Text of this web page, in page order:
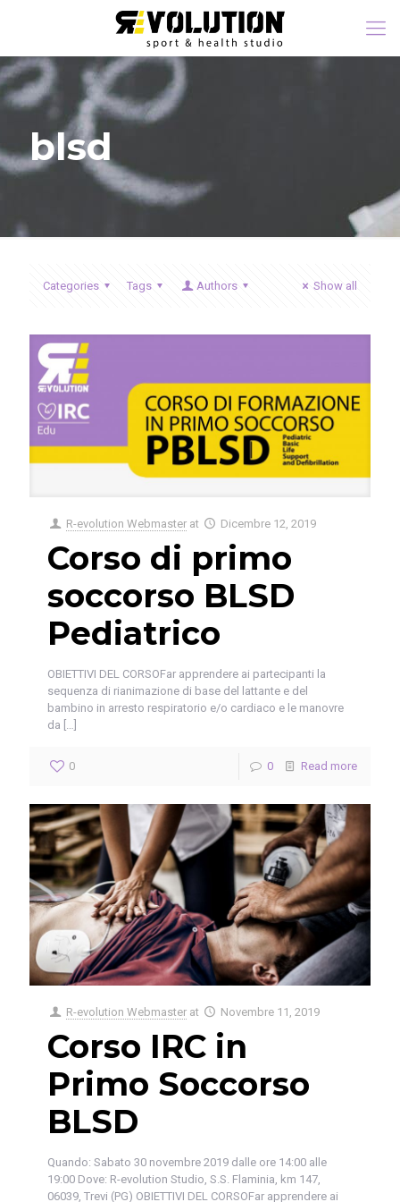
blsd
Categories Tags Authors Show all
R-evolution Webmaster at Dicembre 12, 2019
Corso di primo
soccorso BLSD
Pediatrico
OBIETTIVI DEL CORSOFar apprendere ai partecipanti la
sequenza di rianimazione di base del lattante e del
bambino in arresto respiratorio e/o cardiaco e le manovre
da
0 0 Read more
R-evolution Webmaster at Novembre 11, 2019
Corso IRC in
Primo Soccorso
BLSD
Quando: Sabato 30 novembre 2019 dalle ore 14:00 alle
19:00 Dove: R-evolution Studio, S.S. Flaminia, km 147,
06039, Trevi (PG) OBIETTIVI DEL CORSOFar apprendere ai